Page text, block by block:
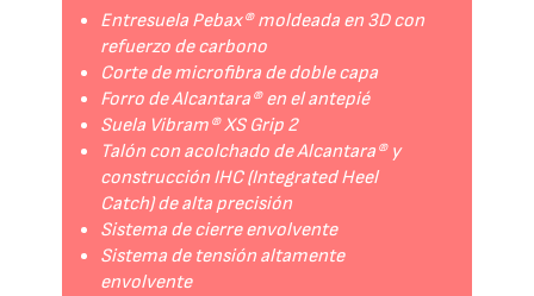
Entresuela Pebax® moldeada en 3D con
refuerzo de carbono
Corte de microfibra de doble capa
Forro de Alcantara® en el antepié
Suela Vibram® XS Grip 2
Talón con acolchado de Alcantara® y
construcción IHC (Integrated Heel
Catch) de alta precisión
Sistema de cierre envolvente
Sistema de tensión altamente
envolvente